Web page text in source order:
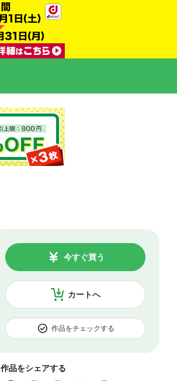
カートへ
今すぐ買う
作品をチェックする
作品をシェアする